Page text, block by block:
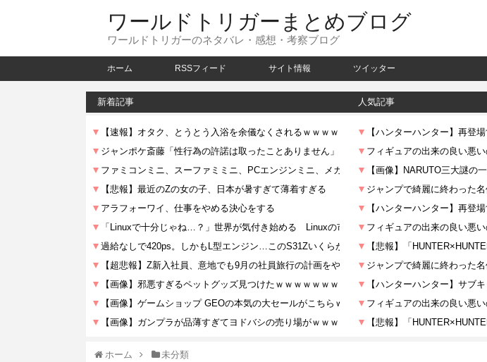
ワールドトリガーまとめブログ
ワールドトリガーのネタバレ・感想・考察ブログ
ホーム RSSフィード サイト情報 ツイッター
新着記事 人気記事
ホーム 未分類